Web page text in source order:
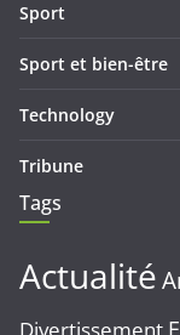
Sport
Sport et bien-être
Technology
Tribune
Tags
Actualité